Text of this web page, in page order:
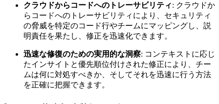
クラウドからコードへのトレーサビリティ: クラウドか
らコードへのトレーサビリティにより、セキュリティ
の脅威を特定のコード行やチームにマッピングし、説
明責任を果たし、修正を迅速化できます。
迅速な修復のための実用的な洞察: コンテキストに応じ
たインサイトと優先順位付けされた修正により、チー
ムは何に対処すべきか、そしてそれを迅速に行う方法
を正確に把握できます。